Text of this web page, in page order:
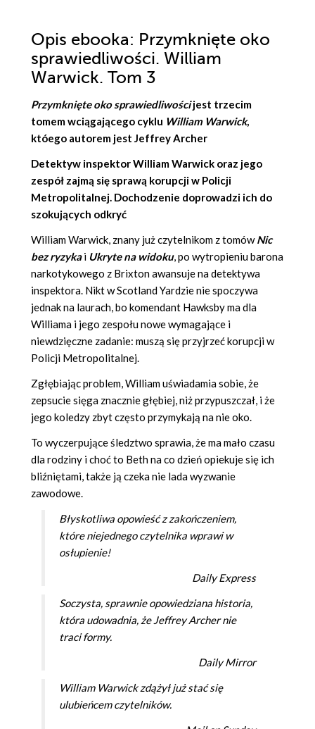
Opis ebooka: Przymknięte oko
sprawiedliwości. William
Warwick. Tom 3
Przymknięte oko sprawiedliwościjest trzecim
tomem wciągającego cyklu William Warwick,
któego autorem jest Jeffrey Archer
Detektyw inspektor William Warwick oraz jego
zespół zajmą się sprawą korupcji w Policji
Metropolitalnej. Dochodzenie doprowadzi ich do
szokujących odkryć
William Warwick, znany już czytelnikom z tomówNic
bez ryzykai Ukryte na widoku, po wytropieniu barona
narkotykowego z Brixton awansuje na detektywa
inspektora. Nikt w Scotland Yardzie nie spoczywa
jednak na laurach, bo komendant Hawksby ma dla
Williama i jego zespołu nowe wymagające i
niewdzięczne zadanie: muszą się przyjrzeć korupcji w
Policji Metropolitalnej.
Zgłębiając problem, William uświadamia sobie, że
zepsucie sięga znacznie głębiej, niż przypuszczał, i że
jego koledzy zbyt często przymykają na nie oko.
To wyczerpujące śledztwo sprawia, że ma mało czasu
dla rodziny i choć to Beth na co dzień opiekuje się ich
bliźniętami, także ją czeka nie lada wyzwanie
zawodowe.
Błyskotliwa opowieść z zakończeniem,
które niejednego czytelnika wprawi w
osłupienie!
Daily Express
Soczysta, sprawnie opowiedziana historia,
która udowadnia, że Jeffrey Archer nie
traci formy.
Daily Mirror
William Warwick zdążył już stać się
ulubieńcem czytelników.